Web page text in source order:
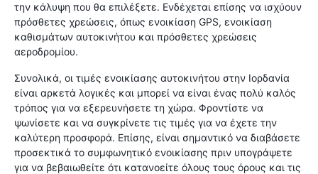
την κάλυψη που θα επιλέξετε. Ενδέχεται επίσης να ισχύουν
πρόσθετες χρεώσεις, όπως ενοικίαση GPS, ενοικίαση
καθισμάτων αυτοκινήτου και πρόσθετες χρεώσεις
αεροδρομίου.
Συνολικά, οι τιμές ενοικίασης αυτοκινήτου στην Ιορδανία
είναι αρκετά λογικές και μπορεί να είναι ένας πολύ καλός
τρόπος για να εξερευνήσετε τη χώρα. Φροντίστε να
ψωνίσετε και να συγκρίνετε τις τιμές για να έχετε την
καλύτερη προσφορά. Επίσης, είναι σημαντικό να διαβάσετε
προσεκτικά το συμφωνητικό ενοικίασης πριν υπογράψετε
για να βεβαιωθείτε ότι κατανοείτε όλους τους όρους και τις